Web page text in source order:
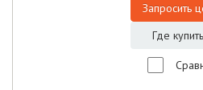
Запросить
Где